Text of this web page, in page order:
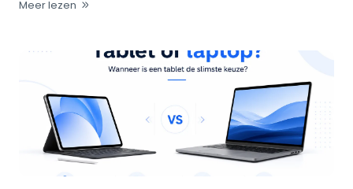
Meer lezen